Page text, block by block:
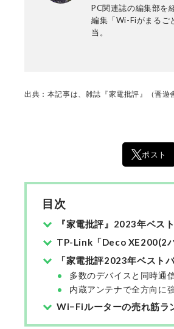
PC関連誌の編集部を
編集「Wi-Fiがまるご
当。
出典：本記事は、雑誌『家電批評』（晋遊
ポスト
目次
『家電批評』2023年ベス
TP-Link「Deco XE200(2パ
「家電批評2023年ベスト
多数のデバイスと同時通
内蔵アンテナで全方向に
Wi−Fiルーターの売れ筋ラ